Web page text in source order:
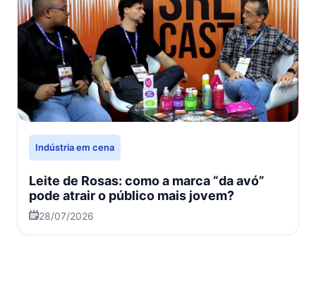
Indústria em cena
Leite de Rosas: como a marca “da avó”
pode atrair o público mais jovem?
28/07/2026